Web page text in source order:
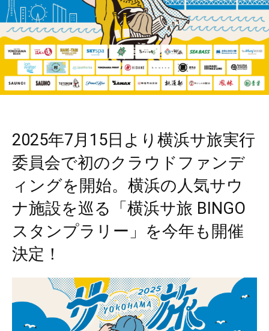
2025年7月15日より横浜サ旅実行
委員会で初のクラウドファンデ
ィングを開始。横浜の人気サウ
ナ施設を巡る「横浜サ旅 BINGO
スタンプラリー」を今年も開催
決定！